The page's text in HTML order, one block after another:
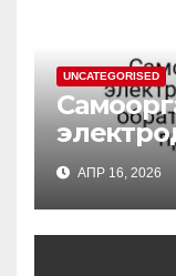
UNCATEGORISED
АПР 16, 2026